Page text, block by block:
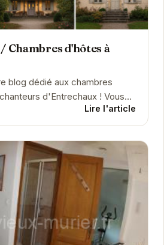
Chambres d'hôtes à
blog dédié aux chambres
d'Entrechaux ! Vous
authentique et confortable en
Lire l'article